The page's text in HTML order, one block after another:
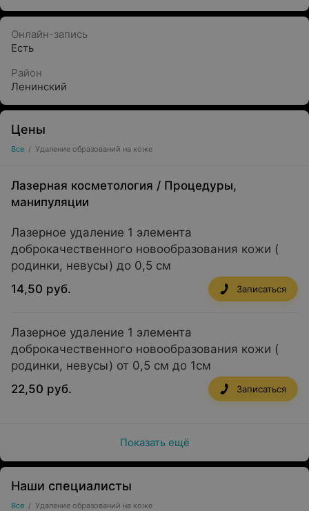
Онлайн-запись
Есть
Район
Ленинский
Цены
Все / Удаление образований на коже
Лазерная косметология / Процедуры,
манипуляции
Лазерное удаление 1 элемента
доброкачественного новообразования кожи (
родинки, невусы) до 0,5 см
14,50 руб.
Записаться
Лазерное удаление 1 элемента
доброкачественного новообразования кожи (
родинки, невусы) от 0,5 см до 1см
22,50 руб.
Записаться
Показать ещё
Наши специалисты
Все / Удаление образований на коже